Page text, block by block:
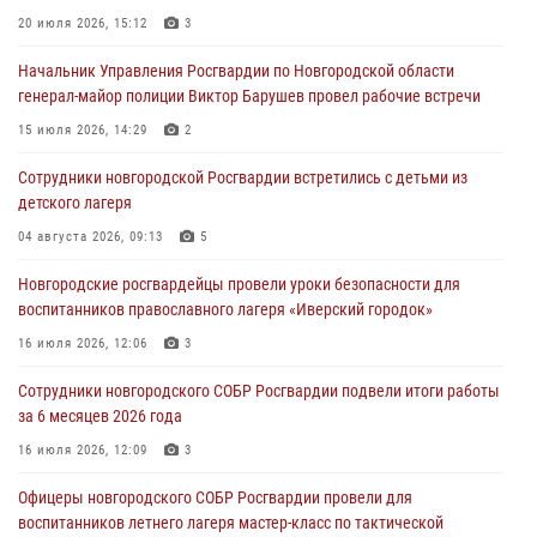
Новгородские росгвардейцы за неделю осуществили 203 выезда на
04 августа 2026, 09:12 1
Радиоэфир программы "Новости дня" на радио "Радио53" от 30
центре подготовки личного состава Росгвардии.
30 июля 2026, 16:00
разрешительной работы Росгвардии провели телефонную «горячую
линию»
30 июля 2026, 14:36 1
Новгородские росгвардейцы рассказали о службе детям из летнего
лагеря «Волынь»
30 июля 2026, 08:40 5
20 июля 2026, 15:12 3
Начальник Управления Росгвардии по Новгородской области
генерал-майор полиции Виктор Барушев провел рабочие встречи
15 июля 2026, 14:29 2
Сотрудники новгородской Росгвардии встретились с детьми из
детского лагеря
04 августа 2026, 09:13 5
Новгородские росгвардейцы провели уроки безопасности для
воспитанников православного лагеря «Иверский городок»
16 июля 2026, 12:06 3
Сотрудники новгородского СОБР Росгвардии подвели итоги работы
за 6 месяцев 2026 года
16 июля 2026, 12:09 3
Офицеры новгородского СОБР Росгвардии провели для
воспитанников летнего лагеря мастер-класс по тактической